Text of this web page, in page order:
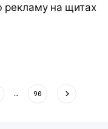
рекламу на щитах
… 90